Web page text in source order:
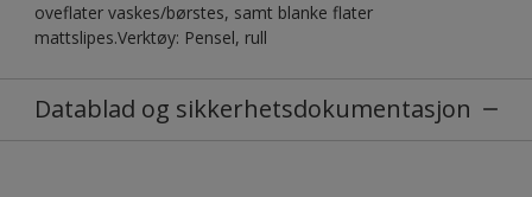
oveflater vaskes/børstes, samt blanke flater
mattslipes.Verktøy: Pensel, rull
Datablad og sikkerhetsdokumentasjon